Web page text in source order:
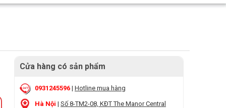
Cửa hàng có sản phẩm
0931245596 | Hotline mua hàng
Hà Nội | Số 8-TM2-08, KĐT The Manor Central